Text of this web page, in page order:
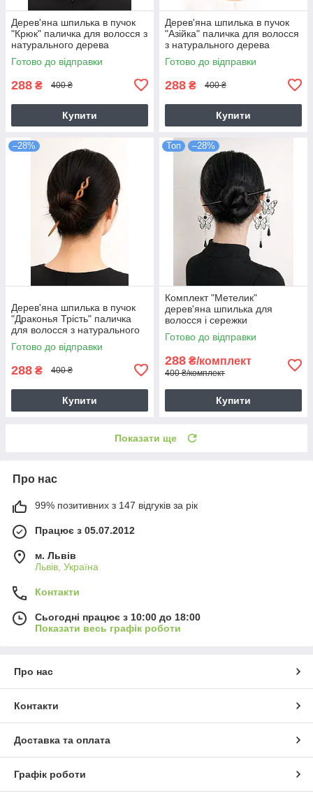
Дерев'яна шпилька в пучок
"Крюк" паличка для волосся з
натурального дерева
Готово до відправки
288 ₴ 400 ₴
Купити
Дерев'яна шпилька в пучок
"Азійка" паличка для волосся
з натурального дерева
Готово до відправки
288 ₴ 400 ₴
Купити
–28%
Дерев'яна шпилька в пучок
"Драконья Трість" паличка
для волосся з натурального
дерева
Готово до відправки
288 ₴ 400 ₴
Купити
Топ –28%
Комплект "Метелик"
дерев'яна шпилька для
волосся і сережки
Готово до відправки
288 ₴/комплект
400 ₴/комплект
Купити
Показати ще
Про нас
99% позитивних з 147 відгуків за рік
Працює з 05.07.2012
м. Львів
Львів, Україна
Контакти
Сьогодні працює з 10:00 до 18:00
Показати весь графік роботи
Про нас
Контакти
Доставка та оплата
Графік роботи